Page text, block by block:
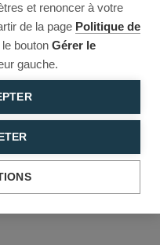
et renoncer à votre
de la page Politique de
bouton Gérer le
gauche.